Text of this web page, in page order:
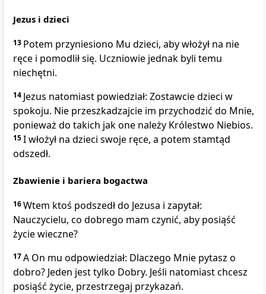
Jezus i dzieci
13 Potem przyniesiono Mu dzieci, aby włożył na nie
ręce i pomodlił się. Uczniowie jednak byli temu
niechętni.
14 Jezus natomiast powiedział: Zostawcie dzieci w
spokoju. Nie przeszkadzajcie im przychodzić do Mnie,
ponieważ do takich jak one należy Królestwo Niebios.
15I włożył na dzieci swoje ręce, a potem stamtąd
odszedł.
Zbawienie i bariera bogactwa
16Wtem ktoś podszedł do Jezusa i zapytał:
Nauczycielu, co dobrego mam czynić, aby posiąść
życie wieczne?
17A On mu odpowiedział: Dlaczego Mnie pytasz o
dobro? Jeden jest tylko Dobry. Jeśli natomiast chcesz
posiąść życie, przestrzegaj przykazań.